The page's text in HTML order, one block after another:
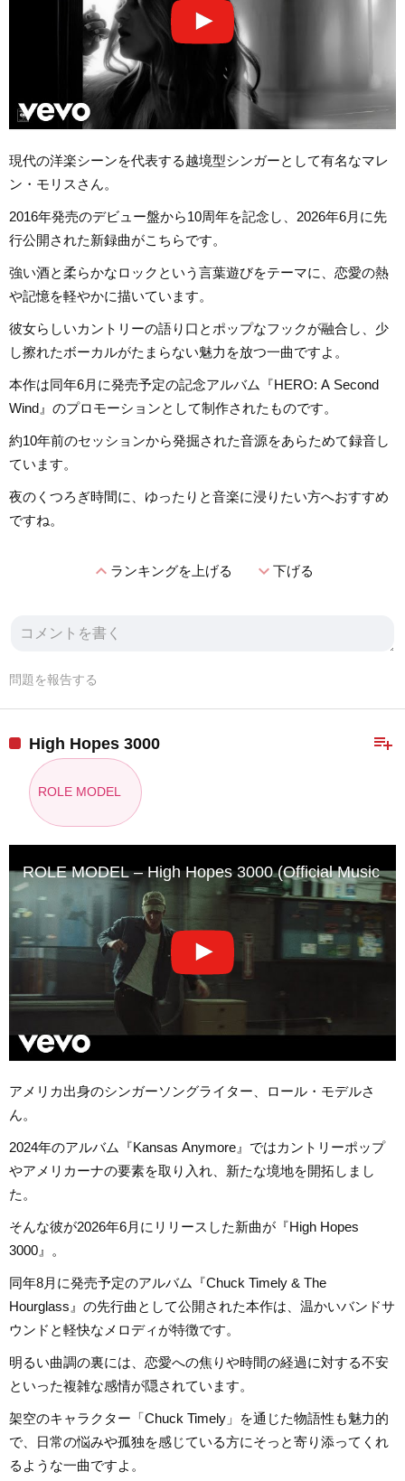
現代の洋楽シーンを代表する越境型シンガーとして有名なマレ
ン・モリスさん。
2016年発売のデビュー盤から10周年を記念し、2026年6月に先
行公開された新録曲がこちらです。
強い酒と柔らかなロックという言葉遊びをテーマに、恋愛の熱
や記憶を軽やかに描いています。
彼女らしいカントリーの語り口とポップなフックが融合し、少
し擦れたボーカルがたまらない魅力を放つ一曲ですよ。
本作は同年6月に発売予定の記念アルバム『HERO: A Second
Wind』のプロモーションとして制作されたものです。
約10年前のセッションから発掘された音源をあらためて録音し
ています。
夜のくつろぎ時間に、ゆったりと音楽に浸りたい方へおすすめ
ですね。
expand_lessランキングを上げる expand_more下げる
問題を報告する
playlist_add
High Hopes 3000
ROLE MODEL
ROLE MODEL – High Hopes 3000 (Official Music
アメリカ出身のシンガーソングライター、ロール・モデルさ
ん。
2024年のアルバム『Kansas Anymore』ではカントリーポップ
やアメリカーナの要素を取り入れ、新たな境地を開拓しまし
た。
そんな彼が2026年6月にリリースした新曲が『High Hopes
3000』。
同年8月に発売予定のアルバム『Chuck Timely & The
Hourglass』の先行曲として公開された本作は、温かいバンドサ
ウンドと軽快なメロディが特徴です。
明るい曲調の裏には、恋愛への焦りや時間の経過に対する不安
といった複雑な感情が隠されています。
架空のキャラクター「Chuck Timely」を通じた物語性も魅力的
で、日常の悩みや孤独を感じている方にそっと寄り添ってくれ
るような一曲ですよ。